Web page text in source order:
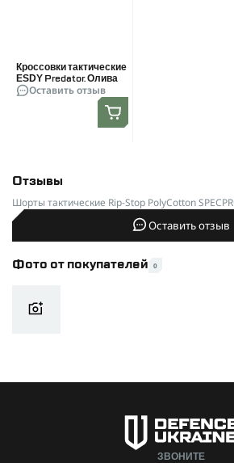
Кроссовки тактические
ESDY Predator. Олива
Оставить отзыв
Отзывы
Шорты тактические Rip-Stop PolyCotton
Оставить отзыв
Фото от покупателей 0
ЗВОНИТЕ